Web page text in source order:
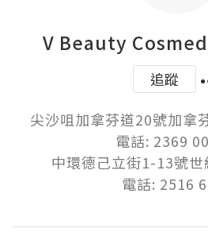
V Beauty
追蹤
尖沙咀加拿芬道20號加拿
電話: 2369
中環德己立街1-13號
電話: 2516